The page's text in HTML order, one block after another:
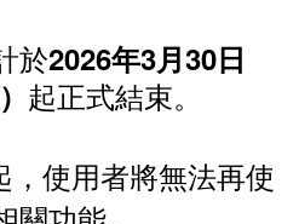
於2026年3月30日
起正式結束。
，使用者將無法再使